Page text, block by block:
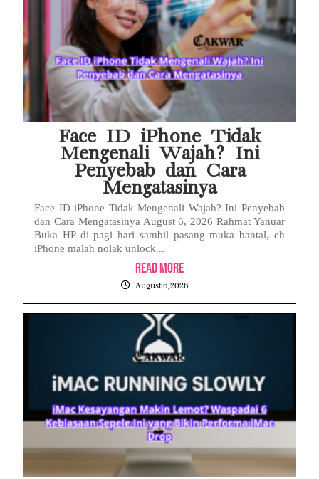
Face ID iPhone Tidak
Mengenali Wajah? Ini
Penyebab dan Cara
Mengatasinya
Face ID iPhone Tidak Mengenali Wajah? Ini Penyebab
dan Cara Mengatasinya August 6, 2026 Rahmat Yanuar
Buka HP di pagi hari sambil pasang muka bantal, eh
iPhone malah nolak unlock...
Read More
August 6, 2026